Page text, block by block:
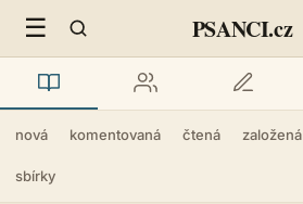
☰ PSANCI.cz
nová komentovaná čtená založená
sbírky